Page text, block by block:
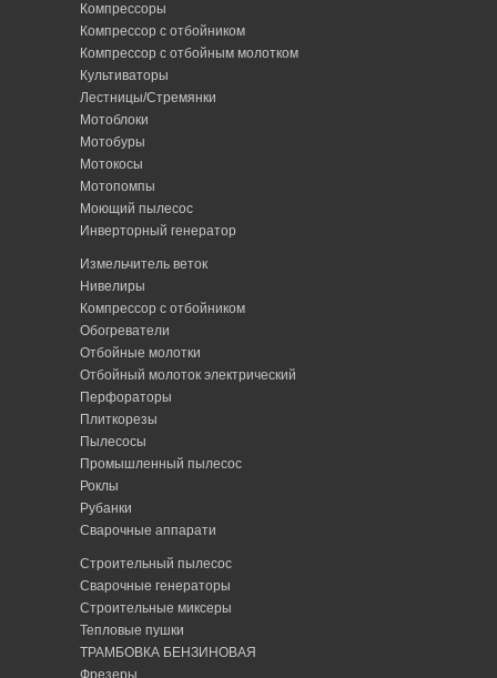
Компрессоры
Компрессор с отбойником
Компрессор с отбойным молотком
Культиваторы
Лестницы/Стремянки
Мотоблоки
Мотобуры
Мотокосы
Мотопомпы
Моющий пылесос
Инверторный генератор
Измельчитель веток
Нивелиры
Компрессор с отбойником
Обогреватели
Отбойные молотки
Отбойный молоток электрический
Перфораторы
Плиткорезы
Пылесосы
Промышленный пылесос
Роклы
Рубанки
Сварочные аппарати
Строительный пылесос
Сварочные генераторы
Строительные миксеры
Тепловые пушки
ТРАМБОВКА БЕНЗИНОВАЯ